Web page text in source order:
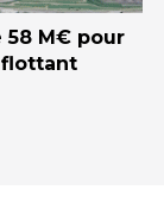
58 M€ pour
flottant